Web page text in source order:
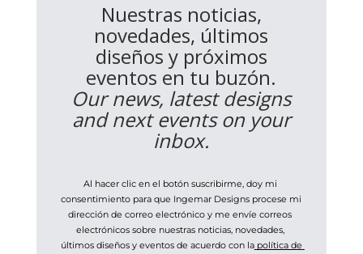
Nuestras noticias,
novedades, últimos
diseños y próximos
eventos en tu buzón.
Our news, latest designs
and next events on your
inbox.
Al hacer clic en el botón suscribirme, doy mi
consentimiento para que Ingemar Designs procese mi
dirección de correo electrónico y me envíe correos
electrónicos sobre nuestras noticias, novedades,
últimos diseños y eventos de acuerdo con la política de